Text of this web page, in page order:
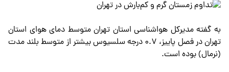
به گفته مدیرکل هواشناسی استان تهران متوسط دمای هوای استان
تهران در فصل پاییز، ۰.۷ درجه سلسیوس بیشتر از متوسط بلند مدت
(نرمال) بوده است.